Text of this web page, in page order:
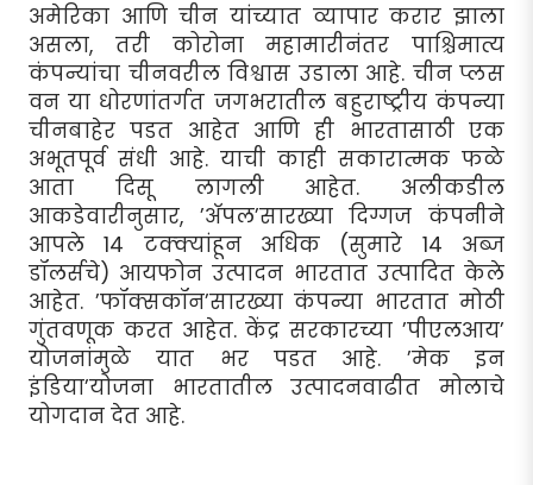
अमेरिका आणि चीन यांच्यात व्यापार करार झाला
असला, तरी कोरोना महामारीनंतर पाश्चिमात्य
कंपन्यांचा चीनवरील विश्वास उडाला आहे. चीन प्लस
वन या धोरणांतर्गत जगभरातील बहुराष्ट्रीय कंपन्या
चीनबाहेर पडत आहेत आणि ही भारतासाठी एक
अभूतपूर्व संधी आहे. याची काही सकारात्मक फळे
आता दिसू लागली आहेत. अलीकडील
आकडेवारीनुसार, ’अ‍ॅपल’सारख्या दिग्गज कंपनीने
आपले 14 टक्क्यांहून अधिक (सुमारे 14 अब्ज
डॉलर्सचे) आयफोन उत्पादन भारतात उत्पादित केले
आहेत. ’फॉक्सकॉन’सारख्या कंपन्या भारतात मोठी
गुंतवणूक करत आहेत. केंद्र सरकारच्या ’पीएलआय’
योजनांमुळे यात भर पडत आहे. ’मेक इन
इंडिया’योजना भारतातील उत्पादनवाढीत मोलाचे
योगदान देत आहे.